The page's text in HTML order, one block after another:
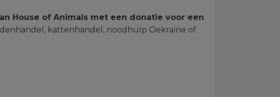
House of Animals met een donatie voor een
kattenhandel, noodhulp Oekraïne of